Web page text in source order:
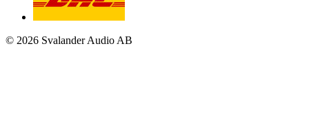
© 2026 Svalander Audio AB